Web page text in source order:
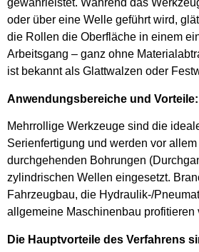
gewährleistet. Während das
oder über eine Welle geführt wird,
die Rollen die Oberfläche in einem
Arbeitsgang – ganz ohne
ist bekannt als Glattwalzen oder
Anwendungsbereiche und Vorteile:
Mehrrollige Werkzeuge sind die
Serienfertigung und werden vor
durchgehenden Bohrungen
zylindrischen Wellen eingesetzt.
Fahrzeugbau, die Hydraulik-/
allgemeine Maschinenbau profitieren
Die Hauptvorteile des Verfahrens